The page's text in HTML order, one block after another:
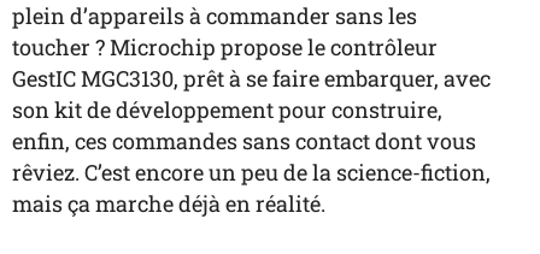
plein d’appareils à commander sans les
toucher ? Microchip propose le contrôleur
GestIC MGC3130, prêt à se faire embarquer, avec
son kit de développement pour construire,
enfin, ces commandes sans contact dont vous
rêviez. C’est encore un peu de la science-fiction,
mais ça marche déjà en réalité.